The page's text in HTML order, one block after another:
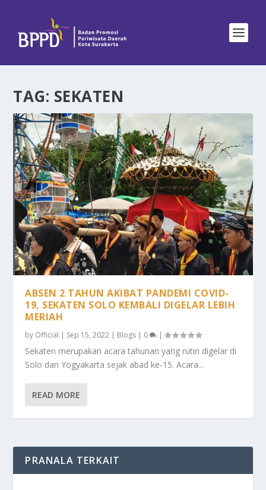
TAG: SEKATEN
ABSEN 2 TAHUN AKIBAT PANDEMI COVID-
19, SEKATEN SOLO KEMBALI DIGELAR LEBIH
MERIAH
by Official | Sep 15, 2022 | Blogs | 0 |
Sekaten merupakan acara tahunan yang rutin digelar di
Solo dan Yogyakarta sejak abad ke-15. Acara...
READ MORE
PRANALA TERKAIT